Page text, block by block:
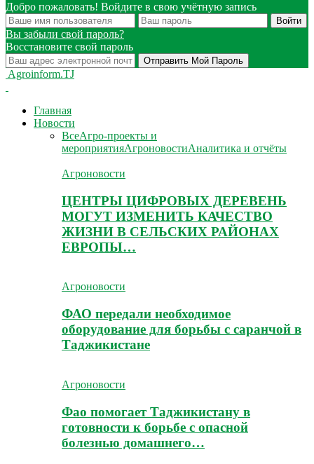
Добро пожаловать! Войдите в свою учётную запись
Вы забыли свой пароль?
Восстановите свой пароль
Agroinform.TJ
Главная
Новости
ВсеАгро-проекты и
мероприятияАгроновостиАналитика и отчёты
Агроновости
ЦЕНТРЫ ЦИФРОВЫХ ДЕРЕВЕНЬ
МОГУТ ИЗМЕНИТЬ КАЧЕСТВО
ЖИЗНИ В СЕЛЬСКИХ РАЙОНАХ
ЕВРОПЫ…
Агроновости
ФАО передали необходимое
оборудование для борьбы с саранчой в
Таджикистане
Агроновости
Фао помогает Таджикистану в
готовности к борьбе с опасной
болезнью домашнего…